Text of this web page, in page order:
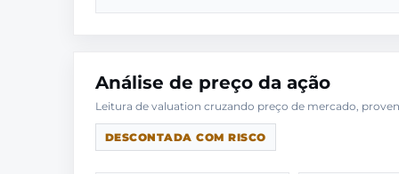
Análise de preço da ação
DESCONTADA COM RISCO